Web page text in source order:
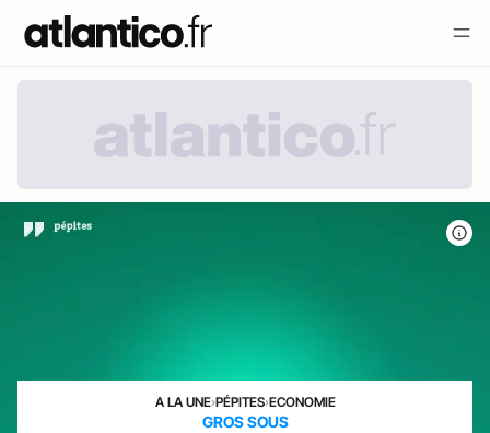
A LA UNE›PÉPITES›ECONOMIE
GROS SOUS